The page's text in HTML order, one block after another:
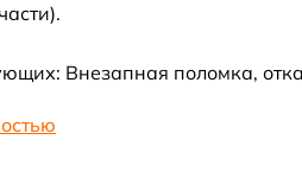
Внезапная поломка,